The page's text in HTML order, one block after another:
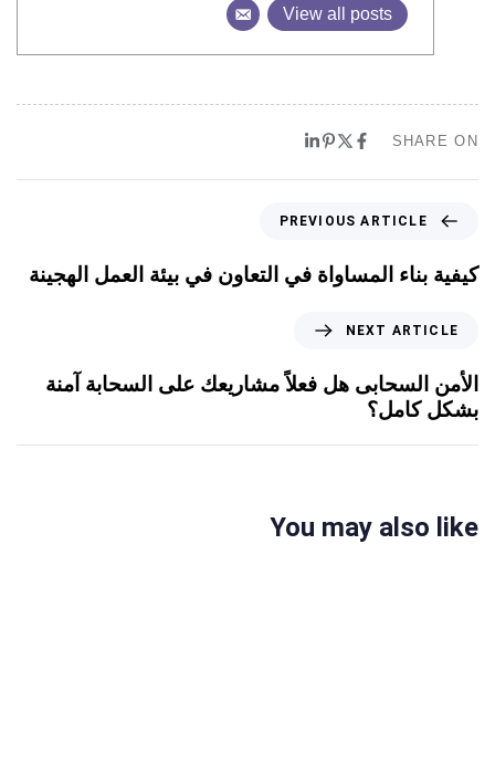
View all posts
SHARE ON
PREVIOUS ARTICLE
كيفية بناء المساواة في التعاون في بيئة العمل الهجينة
NEXT ARTICLE
الأمن السحابى هل فعلاً مشاريعك على السحابة آمنة
بشكل كامل؟
You may also like